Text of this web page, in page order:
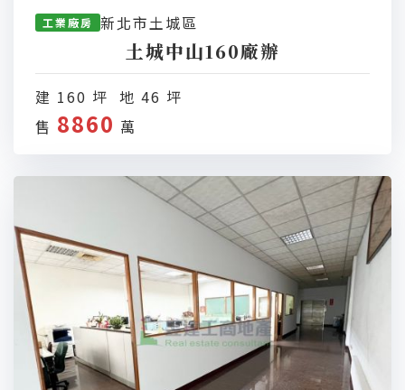
工業廠房 新北市土城區
土城中山160廠辦
建 160 坪 地 46 坪
售 8860 萬